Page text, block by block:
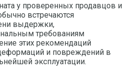
у проверенных продавцов и
встречаются
выдержки,
требованиям
этих рекомендаций
и повреждений в
эксплуатации.